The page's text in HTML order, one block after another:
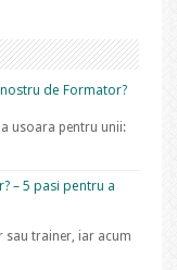
de Formator?
usoara pentru unii:
– 5 pasi pentru a
sau trainer, iar acum